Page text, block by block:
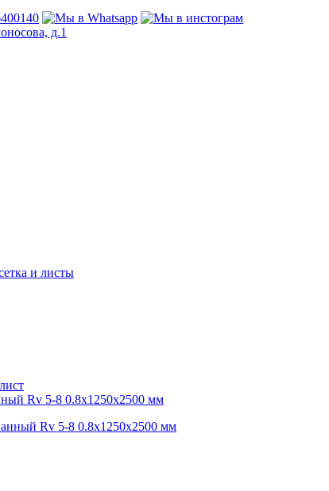
д.1
и листы
Rv 5-8 0.8x1250x2500 мм